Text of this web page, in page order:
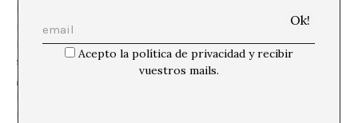
La violencia es una moneda de cambio en sociedades
militarizadas. Cuanto más actos violentos se cometen,
más se recompensan con capital económico, social o
sexual. La deshumanización se socializa y se legitima
gracias a este espectáculo generalizado. La privación de
la mirada ahora es un asunto sistematizado. Solo unos
meses después de que la subteniente Abargil abriera
Acepto la política de privacidad y recibir
vuestros mails.